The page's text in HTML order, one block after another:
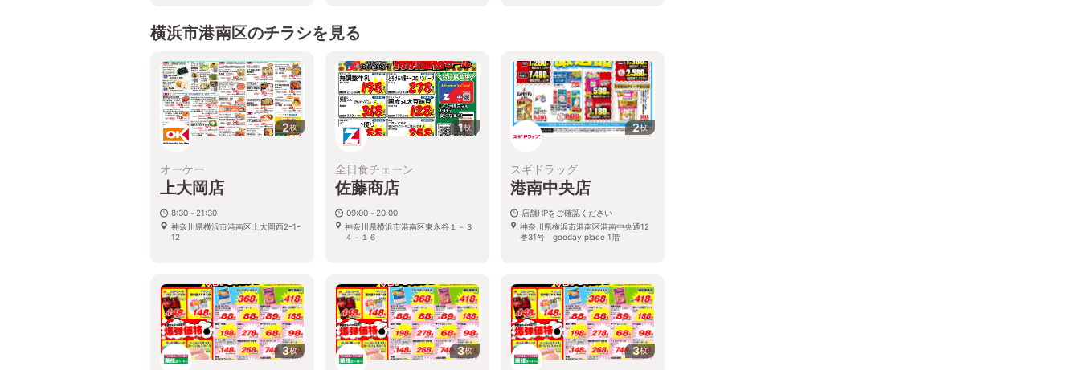
横浜市港南区のチラシを見る
2枚
オーケー
上大岡店
8:30～21:30
神奈川県横浜市港南区上大岡西2-1-
12
1枚
全日食チェーン
佐藤商店
09:00～20:00
神奈川県横浜市港南区東永谷１－３
４－１６
2枚
スギドラッグ
港南中央店
店舗HPをご確認ください
神奈川県横浜市港南区港南中央通12
番31号 gooday place 1階
3枚 3枚 3枚